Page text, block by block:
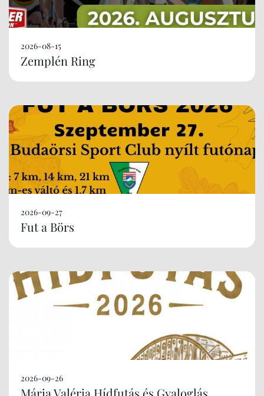
2026-08-15
Zemplén Ring
2026-09-27
Fut a Börs
2026-09-26